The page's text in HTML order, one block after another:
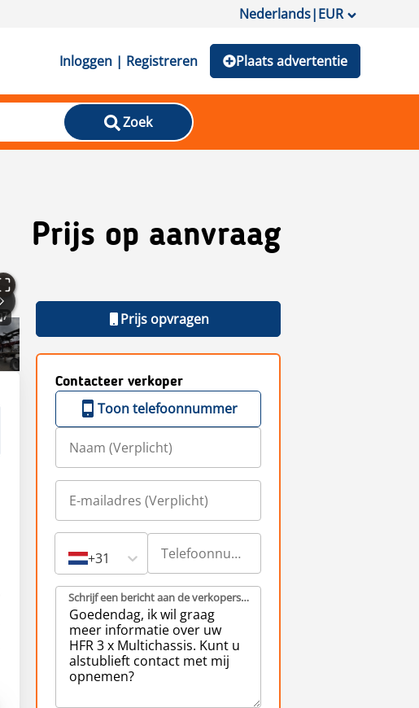
Nederlands|EUR
Inloggen | Registreren Plaats advertentie
Zoek
Prijs op aanvraag
7 Prijs opvragen
Contacteer verkoper
Toon telefoonnummer
+31
Schrijf een bericht aan de verkopers (Verplicht)